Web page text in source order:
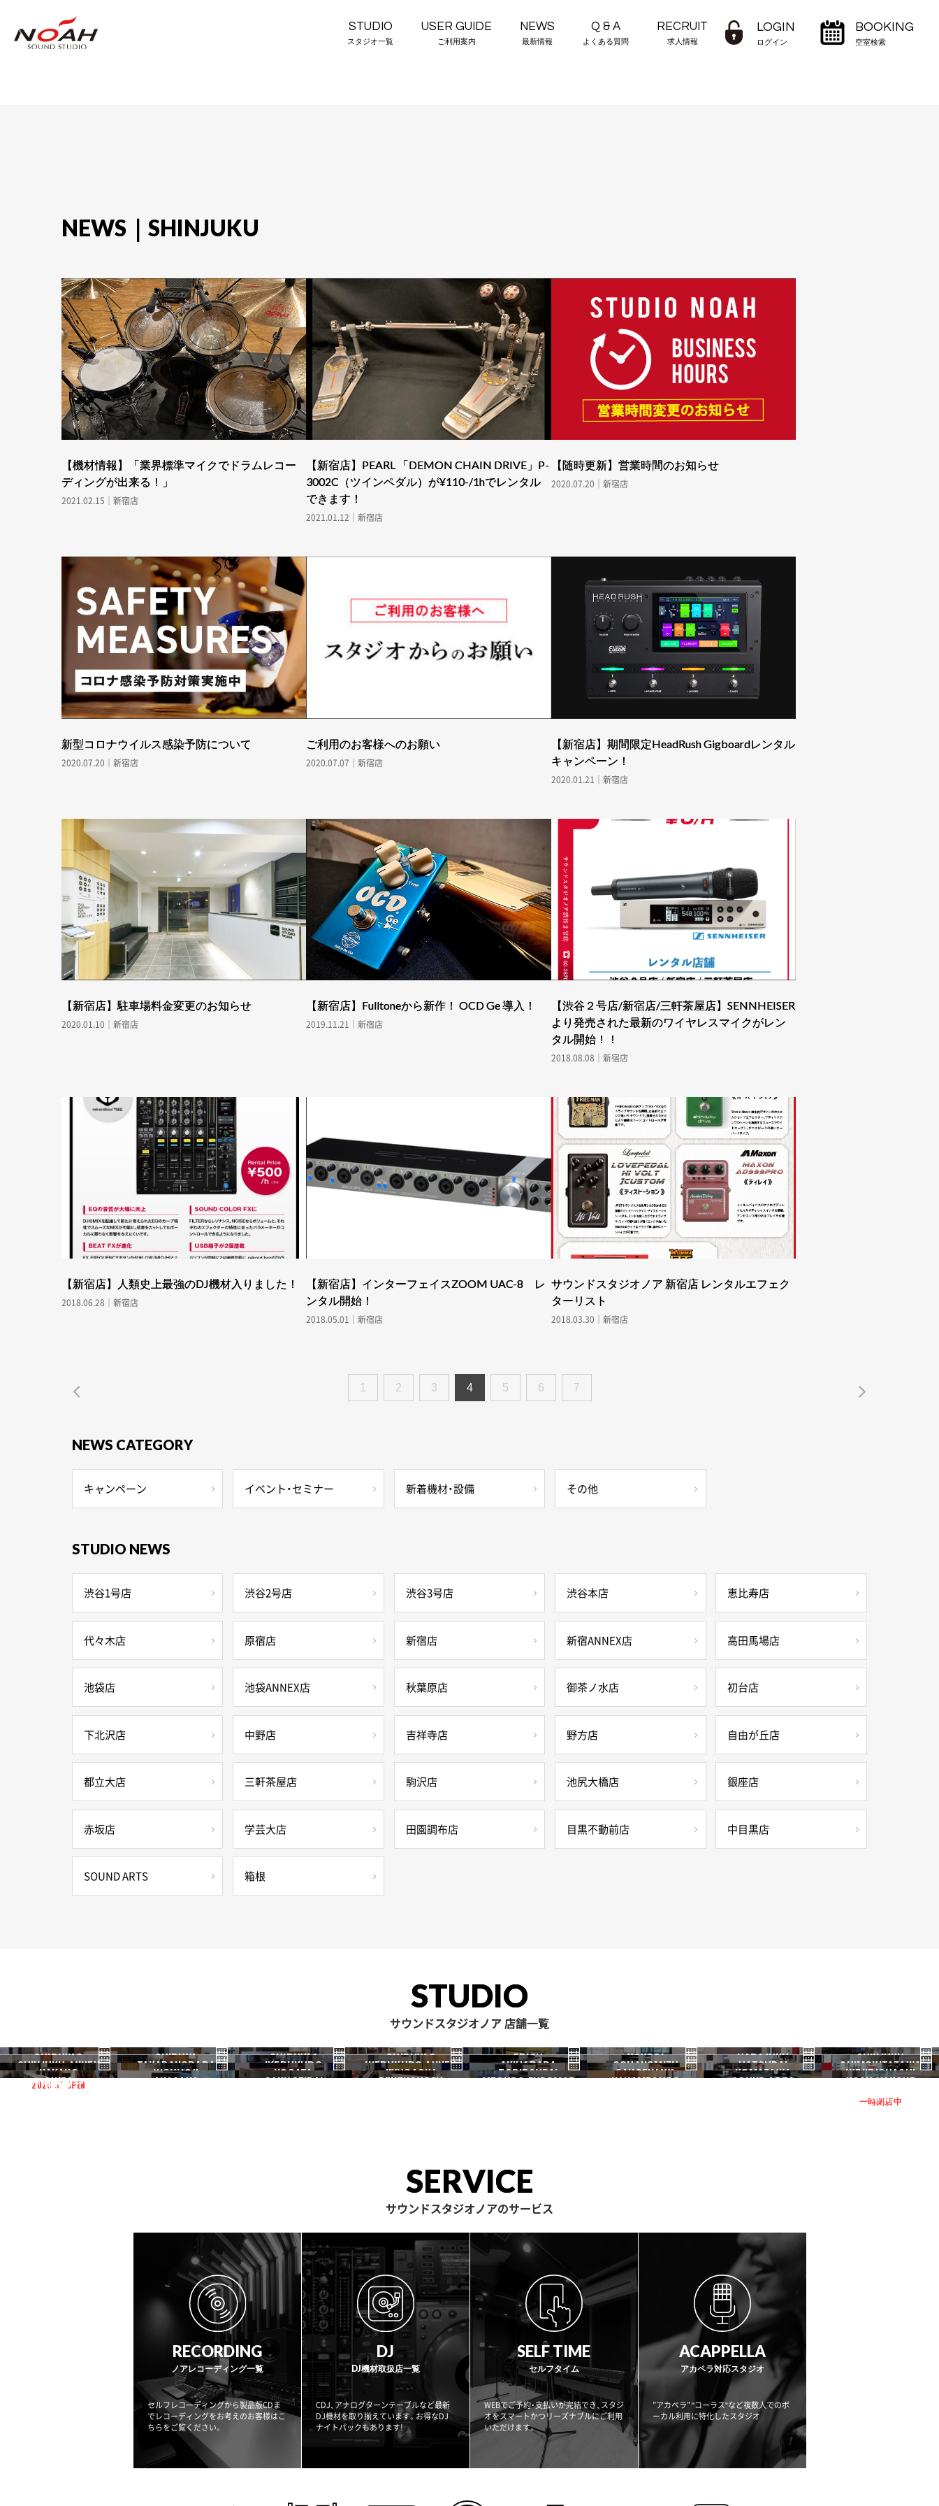
STUDIO
スタジオ一覧
USER GUIDE
ご利用案内
NEWS
最新情報
Q & A
よくある質問
RECRUIT
求人情報
LOGIN
ログイン
BOOKING
空室検索
NEWS｜SHINJUKU
【機材情報】「業界標準マイクでドラムレコー
ディングが出来る！」
2021.02.15｜新宿店
【新宿店】PEARL 「DEMON CHAIN DRIVE」P-
3002C（ツインペダル）が¥110-/1hでレンタル
できます！
2021.01.12｜新宿店
【随時更新】営業時間のお知らせ
2020.07.20｜新宿店
新型コロナウイルス感染予防について
2020.07.20｜新宿店
ご利用のお客様へのお願い
2020.07.07｜新宿店
【新宿店】期間限定HeadRush Gigboardレンタル
キャンペーン！
2020.01.21｜新宿店
【新宿店】駐車場料金変更のお知らせ
2020.01.10｜新宿店
【新宿店】Fulltoneから新作！ OCD Ge 導入！
2019.11.21｜新宿店
【渋谷２号店/新宿店/三軒茶屋店】SENNHEISER
より発売された最新のワイヤレスマイクがレン
タル開始！！
2018.08.08｜新宿店
【新宿店】人類史上最強のDJ機材入りました！
2018.06.28｜新宿店
【新宿店】インターフェイスZOOM UAC-8 レ
ンタル開始！
2018.05.01｜新宿店
サウンドスタジオノア 新宿店 レンタルエフェク
ターリスト
2018.03.30｜新宿店
1 2 3 4 5 6 7
NEWS CATEGORY
キャンペーン イベント・セミナー 新着機材・設備 その他
STUDIO NEWS
渋谷1号店 渋谷2号店 渋谷3号店 渋谷本店 恵比寿店
代々木店 原宿店 新宿店 新宿ANNEX店 高田馬場店
池袋店 池袋ANNEX店 秋葉原店 御茶ノ水店 初台店
下北沢店 中野店 吉祥寺店 野方店 自由が丘店
都立大店 三軒茶屋店 駒沢店 池尻大橋店 銀座店
赤坂店 学芸大店 田園調布店 目黒不動前店 中目黒店
SOUND ARTS 箱根
STUDIO
サウンドスタジオノア 店舗一覧
SHIBUYA3
渋谷3号
2026.07 OPEN
SHIBUYA
渋谷本店
SHIBUYA1
渋谷1号
SHIBUYA2
渋谷2号
EBISU
恵比寿
YOYOGI
代々木
HARAJUKU
原宿
SHINJUKU
新宿
SHINJUKU ANNEX
新宿ANNEX
TAKADANOBABA
高田馬場
IKEBUKURO
池袋
IKEBUKURO ANNEX
池袋ANNEX
AKIHABARA
秋葉原
OCHANOMIZU
御茶ノ水
HATSUDAI
初台
SHIMOKITAZAWA
下北沢
NAKANO
中野
KICHIJOJI NOGATA JIYUGAOKA TORITSUDAI SANGENJAYA KOMAZAWA IKEJIRIOHASHI
一時閉店中
GINZA AKASAKA GAKUGEIDAI DENENCHOFU MEGURO FUDOMAE NAKAMEGURO SOUND ARTS NOAH HAKONE
箱根
SERVICE
サウンドスタジオノアのサービス
RECORDING
ノアレコーディング一覧
セルフレコーディングから製品版CDま
でレコーディングをお考えのお客様はこ
ちらをご覧ください。
DJ
DJ機材取扱店一覧
CDJ、アナログターンテーブルなど最新
DJ機材を取り揃えています。お得なDJ
ナイトパックもあります!
SELF TIME
セルフタイム
WEBでご予約・支払いが完結でき、スタジ
オをスマートかつリーズナブルにご利用
いただけます。
ACAPPELLA
アカペラ対応スタジオ
”アカペラ” "コーラス"など複数人でのボ
ーカル利用に特化したスタジオ